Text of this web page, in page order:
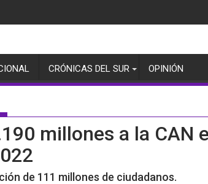
CRÓNICAS DEL SUR OPINIÓN
millones a la CAN
de 111 millones de ciudadanos.